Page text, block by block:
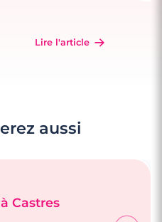
Lire l'article
aussi
Castres